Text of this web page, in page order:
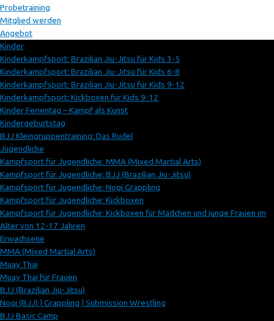
Probetraining
Mitglied werden
Angebot
Kinder
Kinderkampfsport: Brazilian Jiu-Jitsu für Kids 3-5
Kinderkampfsport: Brazilian Jiu-Jitsu für Kids 6-8
Kinderkampfsport: Brazilian Jiu-Jitsu für Kids 9-12
Kinderkampfsport: Kickboxen für Kids 9-12
Kinder Ferientag – Kampf als Kunst
Kindergeburtstag
BJJ Kleingruppentraining: Das Rudel
Jugendliche
Kampfsport für Jugendliche: MMA (Mixed Martial Arts)
Kampfsport für Jugendliche: BJJ (Brazilian Jiu-Jitsu)
Kampfsport für Jugendliche: Nogi Grappling
Kampfsport für Jugendliche: Kickboxen
Kampfsport für Jugendliche: Kickboxen für Mädchen und junge Frauen im
Alter von 12-17 Jahren
Erwachsene
MMA (Mixed Martial Arts)
Muay Thai
Muay Thai für Frauen
BJJ (Brazilian Jiu-Jitsu)
Nogi (BJJ) | Grappling | Submission Wrestling
BJJ Basic Camp